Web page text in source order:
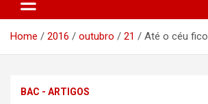
Home 2016 outubro 21 Até o céu
BAC - ARTIGOS